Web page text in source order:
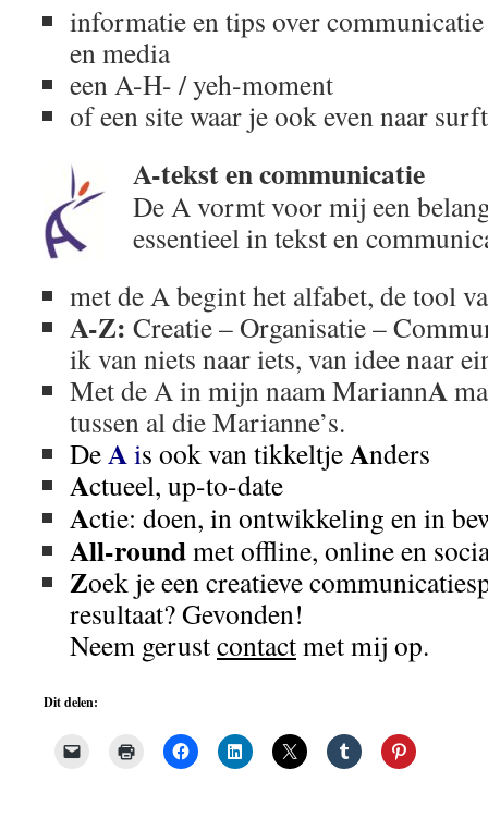
informatie en tips over communicatie
en media
een A-H- / yeh-moment
of een site waar je ook even naar
A-tekst en communicatie
De A vormt voor mij een
essentieel in tekst en
met de A begint het alfabet, de tool
A-Z: Creatie – Organisatie –
ik van niets naar iets, van idee naar
Met de A in mijn naam MariannA
tussen al die Marianne’s.
DeAis ook van tikkeltjeAnders
Actueel, up-to-date
Actie: doen, in ontwikkeling en in
All-roundmet offline, online en
Zoek je een creatieve
resultaat? Gevonden!
Neem gerustcontactmet mij op.
Dit delen: